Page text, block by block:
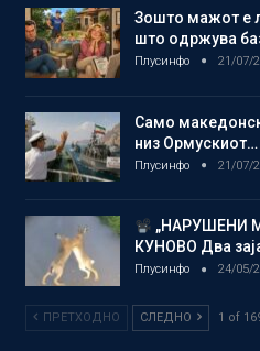
Зошто мажот е
што одржува
Плусинфо 21/07/
Само
низ Ормускиот…
Плусинфо 21/07/
„НАРУШЕНИ
КУНОВО Два
Плусинфо 24/05/
ПРЕТХОДНО СЛЕДНО 1 of